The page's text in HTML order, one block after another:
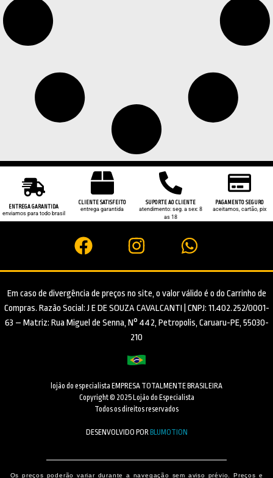
ENTREGA GARANTIDA
enviamos para todo brasil
CLIENTE SATISFEITO
entrega garantida
SUPORTE AO CLIENTE
atendimento: seg. a sex: 8
as 18
PAGAMENTO SEGURO
aceitamos, cartão, pix
Em caso de divergência de preços no site, o valor válido é o do Carrinho de
Compras. Razão Social: J E DE SOUZA CAVALCANTI | CNPJ: 11.402.252/0001-
63 – Matriz: Rua Miguel de Senna, N° 442, Petropolis, Caruaru-PE, 55030-
210
lojão do especialista EMPRESA TOTALMENTE BRASILEIRA
Copyright © 2025 Lojão do Especialista
Todos os direitos reservados
DESENVOLVIDO POR BLUMOTION
Os preços poderão variar durante a navegação sem aviso prévio. Preços e